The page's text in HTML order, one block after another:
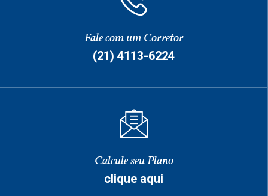
Fale com um Corretor
(21) 4113-6224
Calcule seu Plano
clique aqui